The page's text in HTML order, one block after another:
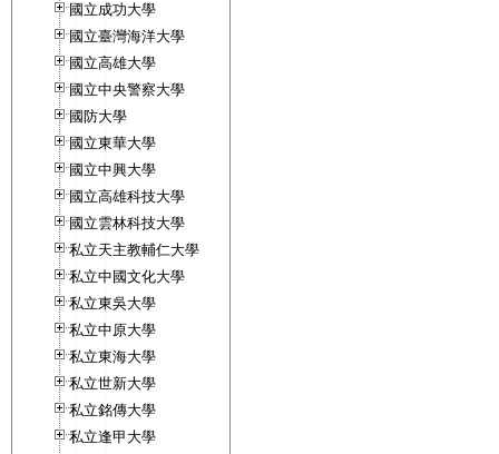
國立成功大學
國立臺灣海洋大學
國立高雄大學
國立中央警察大學
國防大學
國立東華大學
國立中興大學
國立高雄科技大學
國立雲林科技大學
私立天主教輔仁大學
私立中國文化大學
私立東吳大學
私立中原大學
私立東海大學
私立世新大學
私立銘傳大學
私立逢甲大學